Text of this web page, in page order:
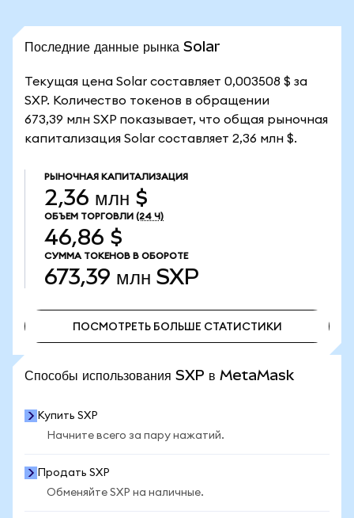
Последние данные рынка Solar
Текущая цена Solar составляет 0,003508 $ за
SXP. Количество токенов в обращении
673,39 млн SXP показывает, что общая рыночная
капитализация Solar составляет 2,36 млн $.
РЫНОЧНАЯ КАПИТАЛИЗАЦИЯ
2,36 млн $
ОБЪЕМ ТОРГОВЛИ (24 Ч)
46,86 $
СУММА ТОКЕНОВ В ОБОРОТЕ
673,39 млн SXP
ПОСМОТРЕТЬ БОЛЬШЕ СТАТИСТИКИ
Способы использования SXP в MetaMask
Купить SXP
Начните всего за пару нажатий.
Продать SXP
Обменяйте SXP на наличные.